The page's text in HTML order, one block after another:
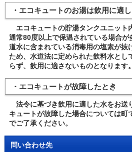
・エコキュートのお湯は飲用に適
エコキュートの貯湯タンクユニット
通常80度以上で保温されている場合
道水に含まれている消毒用の塩素が抜
ため、水道法に定められた飲料水とし
らず、飲用に適さないものとなります。
・エコキュートが故障したとき
法令に基づき飲用に適した水をお送
キュートが故障した場合については町
でご了承ください。
問い合わせ先